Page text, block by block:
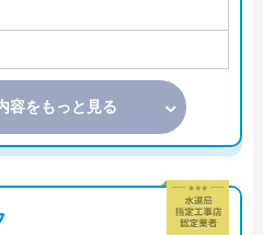
容をもっと見る